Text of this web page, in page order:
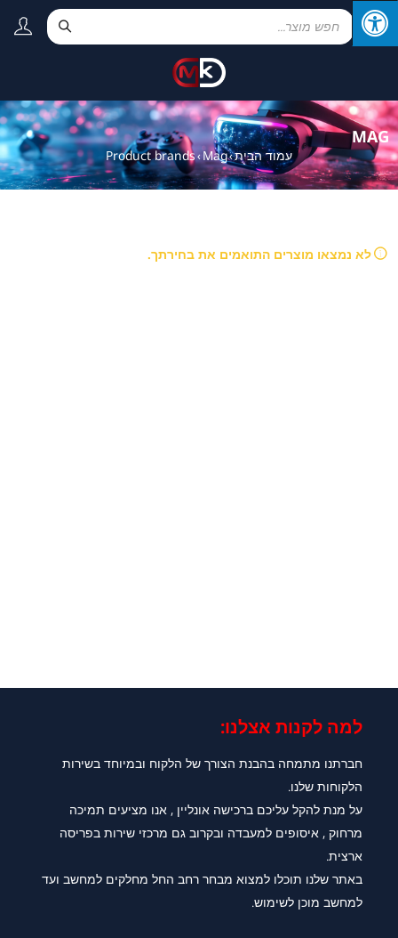
MAG
עמוד הבית›
Product brands›Mag
לא נמצאו מוצרים התואמים את בחירתך.
למה לקנות אצלנו:​
חברתנו מתמחה בהבנת הצורך של הלקוח ובמיוחד בשירות
הלקוחות שלנו.
על מנת להקל עליכם ברכישה אונליין , אנו מציעים תמיכה
מרחוק , איסופים למעבדה ובקרוב גם מרכזי שירות בפריסה
ארצית.
באתר שלנו תוכלו למצוא מבחר רחב החל מחלקים למחשב ועד
למחשב מוכן לשימוש.